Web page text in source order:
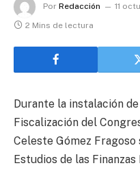
Por Redacción 11
2 Mins de lectura
Durante la instalación
Fiscalización del
Celeste Gómez Fragoso
Estudios de las